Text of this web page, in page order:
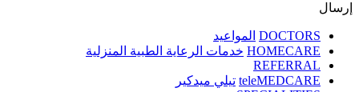
إرسال
DOCTORS المواعيد
HOMECARE خدمات الرعاية الطبية المنزلية
REFERRAL
teleMEDCARE تيلي ميدكير